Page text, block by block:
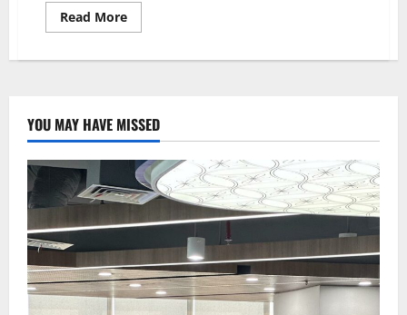
Read More
YOU MAY HAVE MISSED